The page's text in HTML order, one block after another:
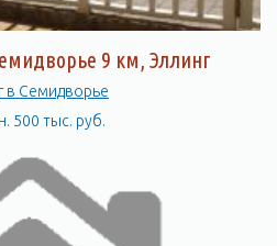
9 км, Эллинг
в Семидворье
500 тыс. руб.